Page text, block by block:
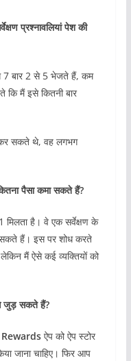
प्रश्नावलियां पेश की
7 बार 2 से 5 भेजते हैं, कम
मैं इसे कितनी बार
सकते थे, वह लगभग
पैसा कमा सकते हैं?
है। वे एक सर्वेक्षण के
हैं। इस पर शोध करते
मैं ऐसे कई व्यक्तियों को
सकते हैं?
ऐप को ऐप स्टोर
जाना चाहिए। फिर आप